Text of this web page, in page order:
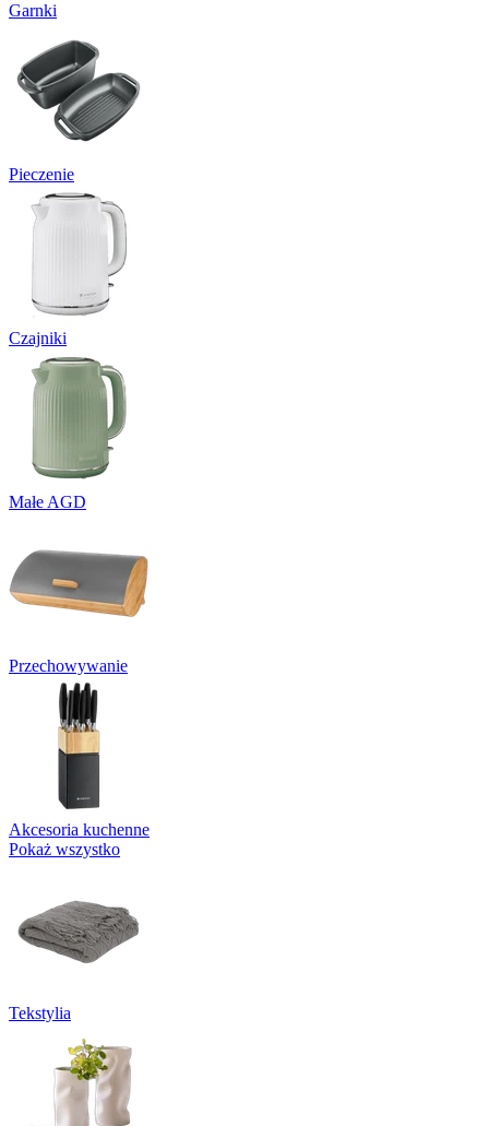
Garnki
Pieczenie
Czajniki
Małe AGD
Przechowywanie
Akcesoria kuchenne
Pokaż wszystko
Tekstylia